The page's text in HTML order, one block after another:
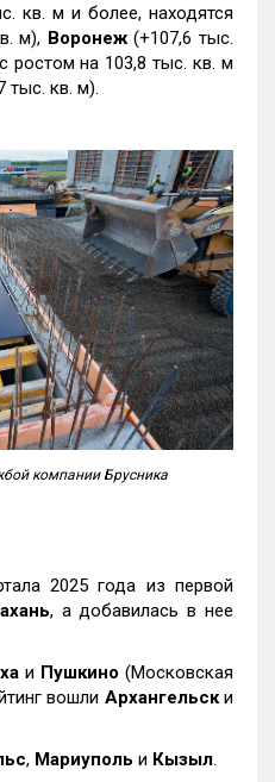
кв. м и более, находятся
м), Воронеж(+107,6 тыс.
ростом на 103,8 тыс. кв. м
тыс. кв. м).
компании Брусника
2025 года из первой
, а добавилась в нее
и Пушкино (Московская
вошли Архангельски
, Мариуполь и Кызыл.